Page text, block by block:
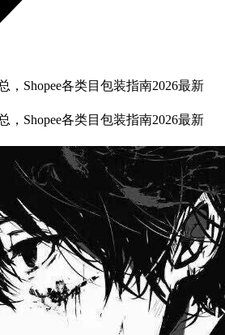
，Shopee各类目包装指南2026最新
，Shopee各类目包装指南2026最新